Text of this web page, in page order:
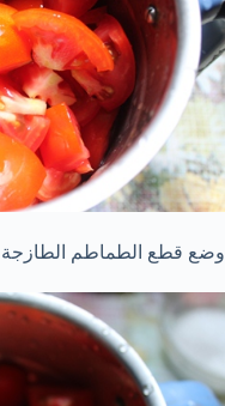
وضع قطع الطماطم الطازجة